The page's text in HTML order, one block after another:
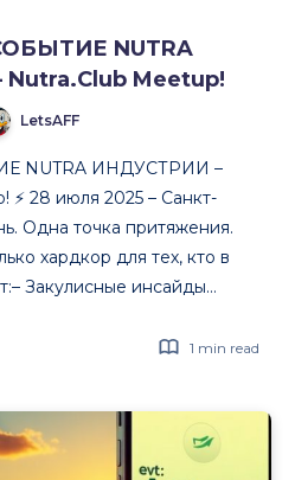
NUTRA
Meetup!
LetsAFF
NUTRA ИНДУСТРИИ –
⚡️ 28 июля 2025 – Санкт-
Одна точка притяжения.
хардкор для тех, кто в
Закулисные инсайды…
–
1 min read